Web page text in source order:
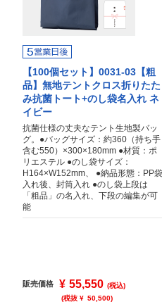
【100個セット】0031-03【粗
品】無地テントクロス折りたた
み抗菌トート+のし袋名入れ ネ
イビー
抗菌仕様の丈夫なテント生地製バッ
グ。●バッグサイズ：約360（持ち手
含む550）×300×180mm ●材質：ポ
リエステル ●のし袋サイズ：
H164×W152mm、 ●納品形態：PP袋
入れ後、封筒入れ ●のし袋上段は
「粗品」の名入れ、下段の編集が可
能
販売価格 ¥ 55,550 (税込)
(税抜 ¥ 50,500)